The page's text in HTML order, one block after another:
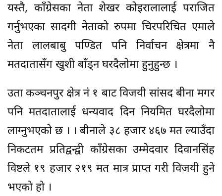
यस्तै, काँग्रेसका नेता शेखर कोइरालालाई पराजित
गर्नुभएका सादगी नेताको रुपमा चिरपरिचित एमाले
नेता लालबाबु पण्डित पनि निर्वाचन क्षेत्रमा नै
मतदातासँग खुशी बाँड्न घरदैलोमा हुनुहुन्छ ।
उता कञ्चनपुर क्षेत्र नं १ बाट विजयी सांसद बीना मगर
पनि मतदातालाई धन्यवाद दिन नियमित घरदैलोमा
लाग्नुभएको छ । । बीनाले ३८ हजार ४६७ मत ल्याउँदा
निकटतम प्रतिद्वन्द्वी काँग्रेसका उम्मेदवार दिवानसिंह
विष्टले १९ हजार २१९ मत मात्र प्राप्त गरी विजयी हुने
भएको हो ।